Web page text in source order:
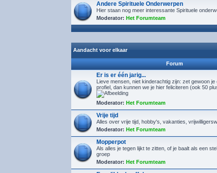
Andere Spirituele Onderwerpen
Hier staan nog meer interessante Spirituele
Moderator: Het Forumteam
Aandacht voor elkaar
Forum
Er is er één jarig...
Lieve mensen, niet kinderachtig zijn: zet gewoon je
profiel, dan kunnen we je hier feliciteren (ook 50
Moderator: Het Forumteam
Vrije tijd
Alles over vrije tijd, hobby's, vakanties,
Moderator: Het Forumteam
Mopperpot
Als alles je tegen lijkt te zitten, of je baalt als een
groep
Moderator: Het Forumteam